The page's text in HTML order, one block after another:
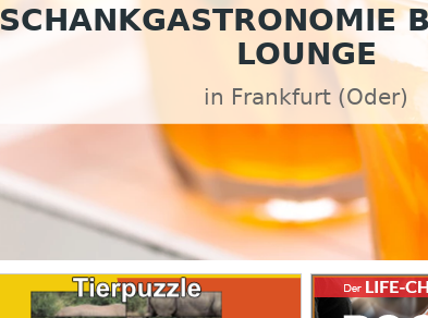
SCHANKGASTRONOMIE
LOUNGE
in Frankfurt (Oder)